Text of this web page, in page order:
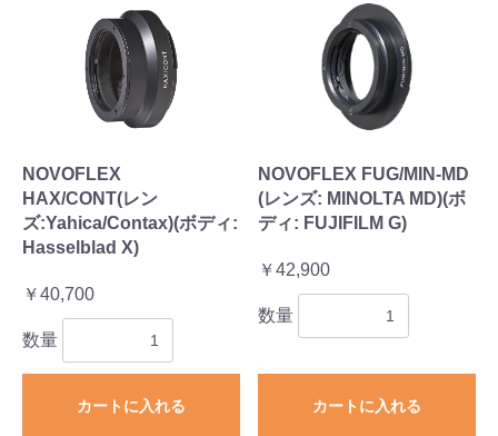
NOVOFLEX
HAX/CONT(レン
ズ:Yahica/Contax)(ボディ:
Hasselblad X)
￥40,700
数量
カートに入れる
NOVOFLEX FUG/MIN-MD
(レンズ: MINOLTA MD)(ボ
ディ: FUJIFILM G)
￥42,900
数量
カートに入れる